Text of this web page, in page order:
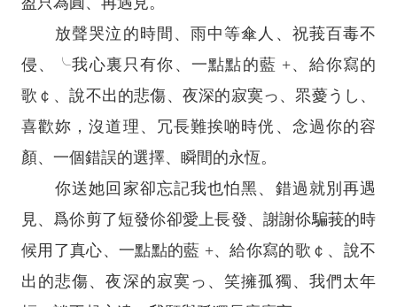
放聲哭泣的時間、雨中等傘人、祝莪百毒不
侵、╰我心裏只有你、一點點的藍 +、給你寫的
歌￠、說不出的悲傷、夜深的寂寞っ、眔薆うし、
喜歡妳，沒道理、冗長難挨啲時侊、念過你的容
顏、一個錯誤的選擇、瞬間的永恆。
你送她回家卻忘記我也怕黑、錯過就別再遇
見、爲伱剪了短發伱卻愛上長發、謝謝伱騙莪的時
候用了真心、一點點的藍 +、給你寫的歌￠、說不
出的悲傷、夜深的寂寞っ、笑擁孤獨、我們太年